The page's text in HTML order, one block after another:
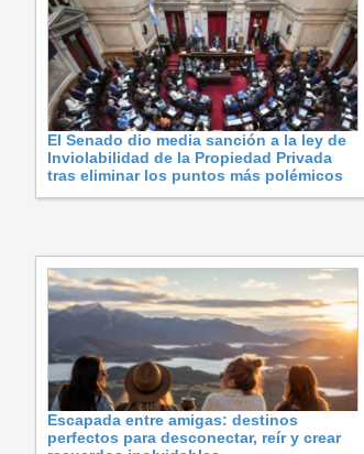
El Senado dio media sanción a la ley de
Inviolabilidad de la Propiedad Privada
tras eliminar los puntos más polémicos
Escapada entre amigas: destinos
perfectos para desconectar, reír y crear